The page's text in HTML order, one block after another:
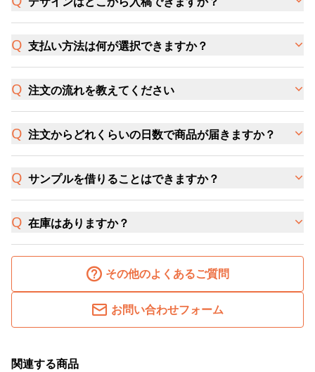
支払い方法は何が選択できますか？
注文の流れを教えてください
注文からどれくらいの日数で商品が届きますか？
サンプルを借りることはできますか？
在庫はありますか？
その他のよくあるご質問
お問い合わせフォーム
関連する商品